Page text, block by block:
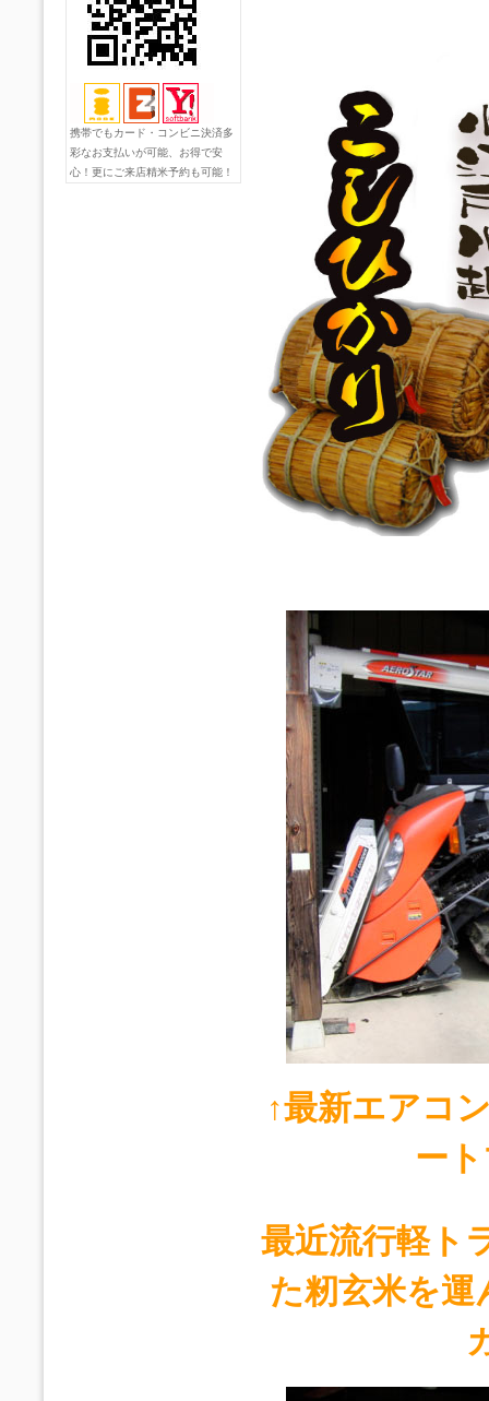
携帯でもカード・コンビニ決済多
彩なお支払いが可能、お得で安
心！更にご来店精米予約も可能！
↑最新エアコ
ー
最近流行軽ト
た籾玄米を運